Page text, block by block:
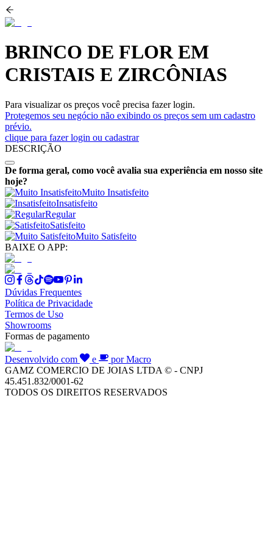
BRINCO DE FLOR EM
CRISTAIS E ZIRCÔNIAS
Para visualizar os preços você precisa fazer login.
Protegemos seu negócio não exibindo os preços sem um cadastro
prévio.
clique para fazer login ou cadastrar
DESCRIÇÃO
De forma geral, como você avalia sua experiência em nosso site
hoje?
Muito Insatisfeito
Insatisfeito
Regular
Satisfeito
Muito Satisfeito
BAIXE O APP:
Dúvidas Frequentes
Política de Privacidade
Termos de Uso
Showrooms
Formas de pagamento
Desenvolvido com e
por Macro
GAMZ COMERCIO DE JOIAS LTDA © - CNPJ
45.451.832/0001-62
TODOS OS DIREITOS RESERVADOS